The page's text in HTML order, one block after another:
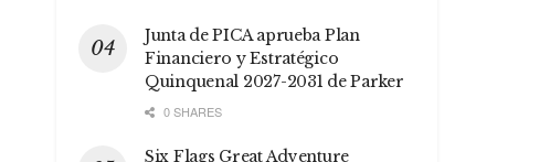
Junta de PICA aprueba Plan
Financiero y Estratégico
Quinquenal 2027-2031 de Parker
0 SHARES
Six Flags Great Adventure